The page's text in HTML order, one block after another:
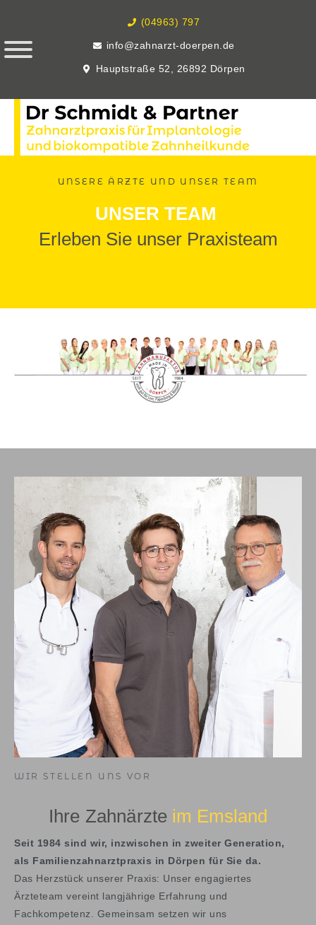
(04963) 797
info@zahnarzt-doerpen.de
Hauptstraße 52, 26892 Dörpen
UNSERE ÄRZTE UND UNSER TEAM
UNSER TEAM
Erleben Sie unser Praxisteam
WIR STELLEN UNS VOR
Ihre Zahnärzte im Emsland
Seit 1984 sind wir, inzwischen in zweiter Generation,
als Familienzahnarztpraxis in Dörpen für Sie da.
Das Herzstück unserer Praxis: Unser engagiertes
Ärzteteam vereint langjährige Erfahrung und
Fachkompetenz. Gemeinsam setzen wir uns